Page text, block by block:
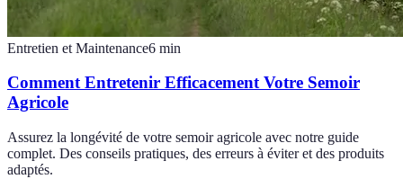
Entretien et Maintenance6 min
Comment Entretenir Efficacement Votre Semoir
Agricole
Assurez la longévité de votre semoir agricole avec notre guide
complet. Des conseils pratiques, des erreurs à éviter et des produits
adaptés.